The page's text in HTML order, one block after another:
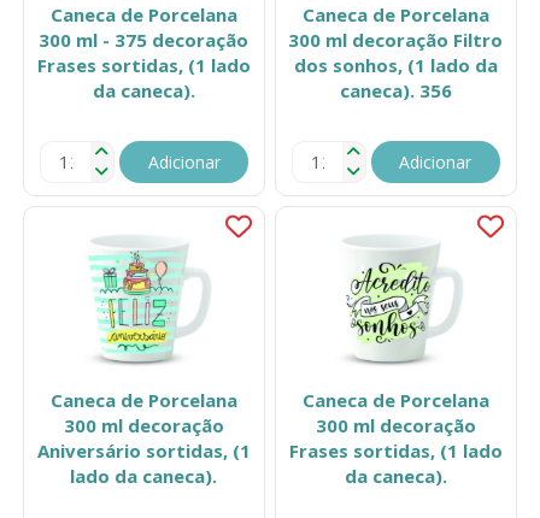
Caneca de Porcelana
300 ml - 375 decoração
Frases sortidas, (1 lado
da caneca).
Adicionar
Caneca de Porcelana
300 ml decoração Filtro
dos sonhos, (1 lado da
caneca). 356
Adicionar
Caneca de Porcelana
300 ml decoração
Aniversário sortidas, (1
lado da caneca).
Caneca de Porcelana
300 ml decoração
Frases sortidas, (1 lado
da caneca).